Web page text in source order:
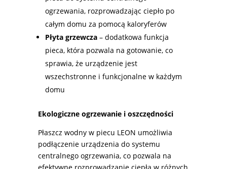
ogrzewania, rozprowadzając ciepło po
całym domu za pomocą kaloryferów
Płyta grzewcza– dodatkowa funkcja
pieca, która pozwala na gotowanie, co
sprawia, że urządzenie jest
wszechstronne i funkcjonalne w każdym
domu
Ekologiczne ogrzewanie i oszczędności
Płaszcz wodny w piecu LEON umożliwia
podłączenie urządzenia do systemu
centralnego ogrzewania, co pozwala na